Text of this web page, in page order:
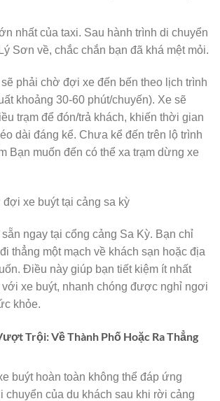
nhất của taxi. Sau hành trình di chuyển
Sơn về, chắc chắn bạn đã khá mệt mỏi.
sẽ phải chờ đợi xe đến bến theo lịch trình
khoảng 30-60 phút/chuyến). Xe sẽ
trạm để đón/trả khách, khiến thời gian
dài đáng kể. Chưa kể đến trên lộ trình
Bạn muốn đến có thể xa trạm dừng xe
sẵn ngay tại cổng cảng Sa Kỳ. Bạn chỉ
thẳng một mạch về khách sạn hoặc địa
Điều này giúp bạn tiết kiệm ít nhất
với xe buýt, nhanh chóng được nghỉ ngơi
khỏe.
Trội: Về Thành Phố Hoặc Ra Thẳng
buýt hoàn toàn không thể đáp ứng
chuyển của du khách sau khi rời cảng